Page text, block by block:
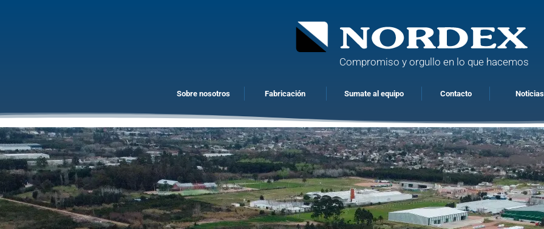
Compromiso y orgullo en lo que hacemos
Sobre nosotros Fabricación Sumate al equipo Contacto